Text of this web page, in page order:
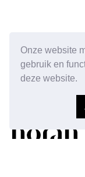
Onze website
gebruik en
deze website.